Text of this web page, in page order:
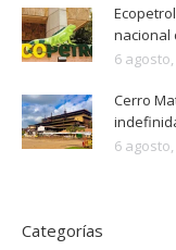
nacional
6
Cerro
6
Categorías